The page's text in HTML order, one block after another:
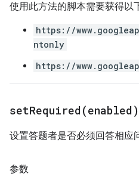
使用此方法的脚本需要获得以
https://
ntonly
https://
setRequired(enabled)
设置答题者是否必须回答相应
参数